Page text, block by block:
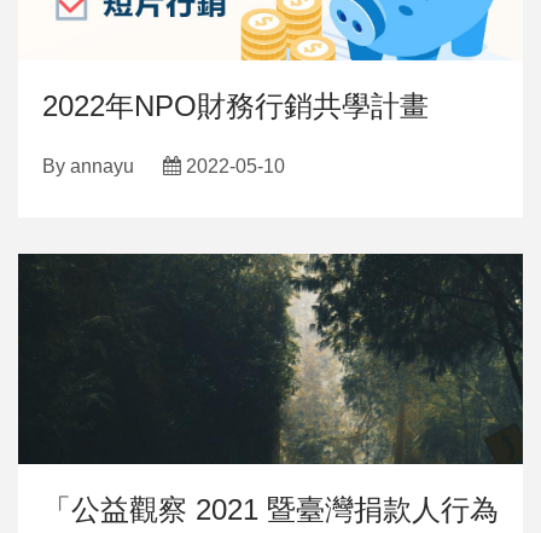
2022年NPO財務行銷共學計畫
By annayu 2022-05-10
「公益觀察 2021 暨臺灣捐款人行為